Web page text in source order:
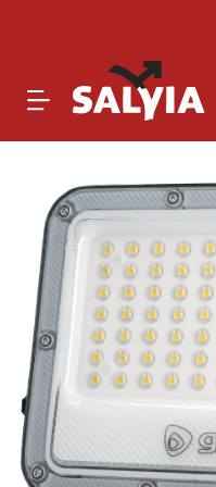
Novedades
Outlet
Ofertas
Marcas
Catálogos